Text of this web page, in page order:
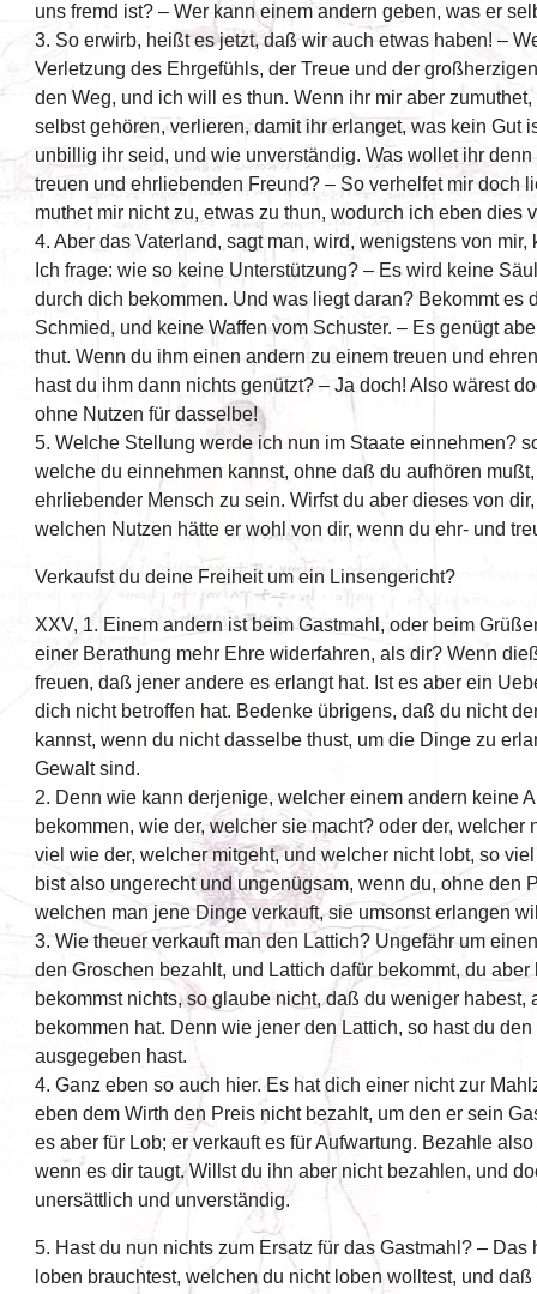
uns fremd ist? – Wer kann einem andern geben, was er
3. So erwirb, heißt es jetzt, daß wir auch etwas haben! –
Verletzung des Ehrgefühls, der Treue und der
den Weg, und ich will es thun. Wenn ihr mir aber
selbst gehören, verlieren, damit ihr erlanget, was kein Gut
unbillig ihr seid, und wie unverständig. Was wollet ihr
treuen und ehrliebenden Freund? – So verhelfet mir doch
muthet mir nicht zu, etwas zu thun, wodurch ich eben dies
4. Aber das Vaterland, sagt man, wird, wenigstens von
Ich frage: wie so keine Unterstützung? – Es wird keine
durch dich bekommen. Und was liegt daran? Bekommt es
Schmied, und keine Waffen vom Schuster. – Es genügt
thut. Wenn du ihm einen andern zu einem treuen und
hast du ihm dann nichts genützt? – Ja doch! Also wärest
ohne Nutzen für dasselbe!
5. Welche Stellung werde ich nun im Staate einnehmen?
welche du einnehmen kannst, ohne daß du aufhören
ehrliebender Mensch zu sein. Wirfst du aber dieses von
welchen Nutzen hätte er wohl von dir, wenn du ehr- und
Verkaufst du deine Freiheit um ein Linsengericht?
XXV, 1. Einem andern ist beim Gastmahl, oder beim
einer Berathung mehr Ehre widerfahren, als dir? Wenn
freuen, daß jener andere es erlangt hat. Ist es aber ein
dich nicht betroffen hat. Bedenke übrigens, daß du nicht
kannst, wenn du nicht dasselbe thust, um die Dinge zu
Gewalt sind.
2. Denn wie kann derjenige, welcher einem andern keine
bekommen, wie der, welcher sie macht? oder der, welcher
viel wie der, welcher mitgeht, und welcher nicht lobt, so
bist also ungerecht und ungenügsam, wenn du, ohne den
welchen man jene Dinge verkauft, sie umsonst erlangen
3. Wie theuer verkauft man den Lattich? Ungefähr um
den Groschen bezahlt, und Lattich dafür bekommt, du
bekommst nichts, so glaube nicht, daß du weniger habest,
bekommen hat. Denn wie jener den Lattich, so hast du
ausgegeben hast.
4. Ganz eben so auch hier. Es hat dich einer nicht zur
eben dem Wirth den Preis nicht bezahlt, um den er sein
es aber für Lob; er verkauft es für Aufwartung. Bezahle
wenn es dir taugt. Willst du ihn aber nicht bezahlen, und
unersättlich und unverständig.
5. Hast du nun nichts zum Ersatz für das Gastmahl? –
loben brauchtest, welchen du nicht loben wolltest, und